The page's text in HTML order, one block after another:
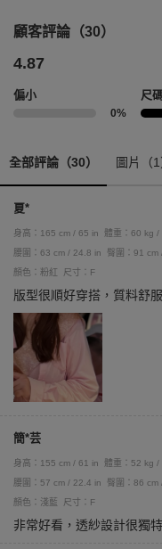
顧客評論（30）
4.87
偏小
0%
尺
全部評論（30） 圖片（1
夏*
身高：165 cm / 65 in 體重：60 kg
腰圍：63 cm / 24.8 in
臀圍：91 cm
顏色：粉紅
尺寸：F
版型很順好穿搭，質料舒
簡*芸
身高：155 cm / 61 in 體重：52 kg /
腰圍：57 cm / 22.4 in
臀圍：86 cm
顏色：淺藍
尺寸：F
非常好看，透紗設計很獨